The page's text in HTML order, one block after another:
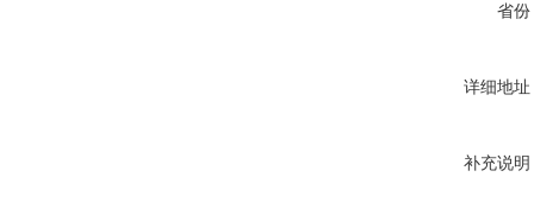
省份
详细地址
补充说明